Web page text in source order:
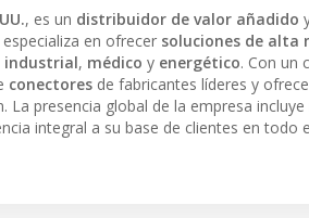
, es un distribuidor de valor añadido
en ofrecer soluciones de alta
industrial, médico y energético. Con un
conectores de fabricantes líderes y ofrece
presencia global de la empresa
integral a su base de clientes en todo